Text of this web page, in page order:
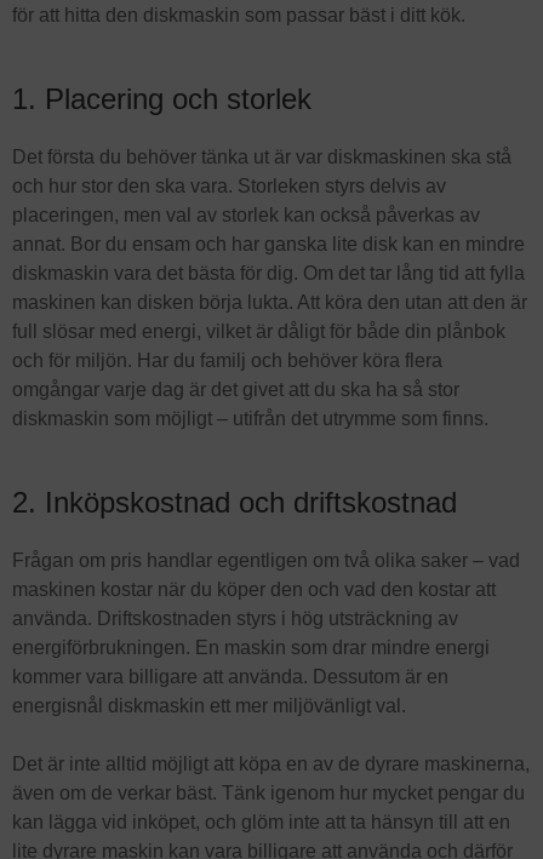
för att hitta den diskmaskin som passar bäst i ditt kök.
1. Placering och storlek
Det första du behöver tänka ut är var diskmaskinen ska stå
och hur stor den ska vara. Storleken styrs delvis av
placeringen, men val av storlek kan också påverkas av
annat. Bor du ensam och har ganska lite disk kan en mindre
diskmaskin vara det bästa för dig. Om det tar lång tid att fylla
maskinen kan disken börja lukta. Att köra den utan att den är
full slösar med energi, vilket är dåligt för både din plånbok
och för miljön. Har du familj och behöver köra flera
omgångar varje dag är det givet att du ska ha så stor
diskmaskin som möjligt – utifrån det utrymme som finns.
2. Inköpskostnad och driftskostnad
Frågan om pris handlar egentligen om två olika saker – vad
maskinen kostar när du köper den och vad den kostar att
använda. Driftskostnaden styrs i hög utsträckning av
energiförbrukningen. En maskin som drar mindre energi
kommer vara billigare att använda. Dessutom är en
energisnål diskmaskin ett mer miljövänligt val.
Det är inte alltid möjligt att köpa en av de dyrare maskinerna,
även om de verkar bäst. Tänk igenom hur mycket pengar du
kan lägga vid inköpet, och glöm inte att ta hänsyn till att en
lite dyrare maskin kan vara billigare att använda och därför